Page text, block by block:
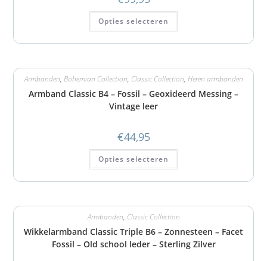
Opties selecteren
Armbanden, Bohemian Collection, Classic Collection, Heren armbanden
Armband Classic B4 – Fossil – Geoxideerd Messing –
Vintage leer
€44,95
Opties selecteren
Armbanden, Classic Collection
Wikkelarmband Classic Triple B6 – Zonnesteen – Facet
Fossil – Old school leder – Sterling Zilver